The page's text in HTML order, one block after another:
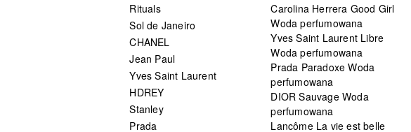
Rituals
Sol de Janeiro
CHANEL
Jean Paul
Yves Saint Laurent
HDREY
Stanley
Prada
Carolina Herrera Good Girl
Woda perfumowana
Yves Saint Laurent Libre
Woda perfumowana
Prada Paradoxe Woda
perfumowana
DIOR Sauvage Woda
perfumowana
Lancôme La vie est belle